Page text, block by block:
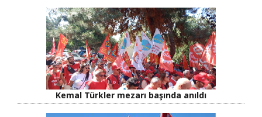
Kemal Türkler mezarı başında anıldı